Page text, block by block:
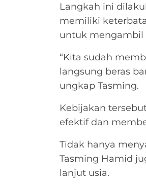
Langkah ini
memiliki
untuk mengambil
“Kita sudah
langsung beras
ungkap Tasming.
Kebijakan
efektif dan
Tidak hanya
Tasming Hamid
lanjut usia.